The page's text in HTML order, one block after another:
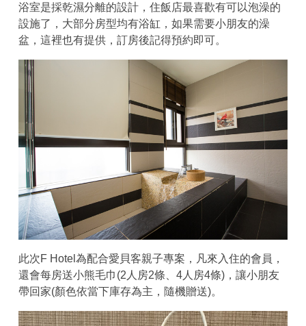
浴室是採乾濕分離的設計，住飯店最喜歡有可以泡澡的
設施了，大部分房型均有浴缸，如果需要小朋友的澡
盆，這裡也有提供，訂房後記得預約即可。
此次F Hotel為配合愛貝客親子專案，凡來入住的會員，
還會每房送小熊毛巾(2人房2條、4人房4條)，讓小朋友
帶回家(顏色依當下庫存為主，隨機贈送)。